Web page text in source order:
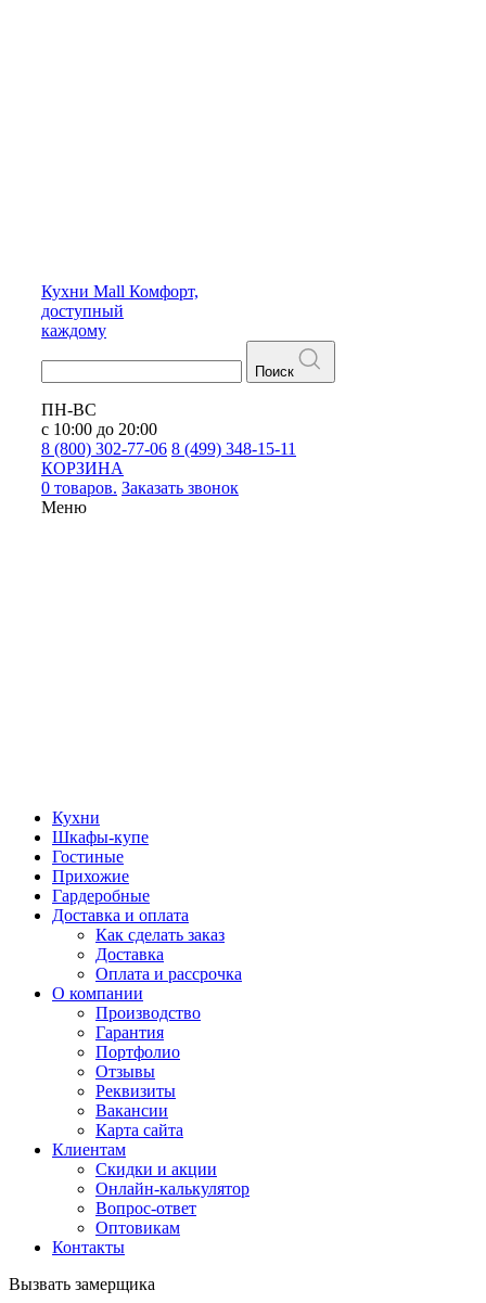
Кухни Mall Комфорт,
доступный
каждому
Поиск
ПН-ВС
с 10:00 до 20:00
8 (800) 302-77-06 8 (499) 348-15-11
КОРЗИНА
0 товаров. Заказать звонок
Меню
Кухни
Шкафы-купе
Гостиные
Прихожие
Гардеробные
Доставка и оплата
Как сделать заказ
Доставка
Оплата и рассрочка
О компании
Производство
Гарантия
Портфолио
Отзывы
Реквизиты
Вакансии
Карта сайта
Клиентам
Скидки и акции
Онлайн-калькулятор
Вопрос-ответ
Оптовикам
Контакты
Вызвать замерщика